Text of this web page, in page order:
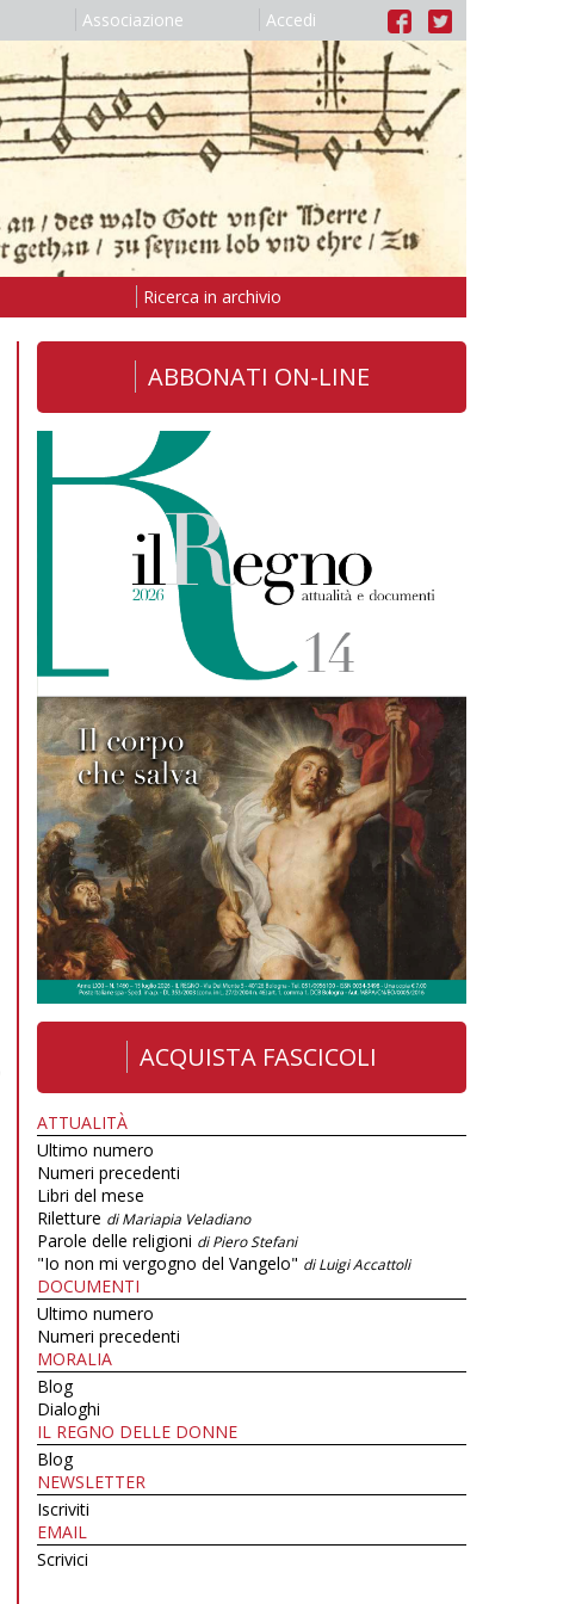
Associazione Accedi
Ricerca in archivio
ABBONATI ON-LINE
ACQUISTA FASCICOLI
ATTUALITÀ
Ultimo numero
Numeri precedenti
Libri del mese
Riletture di Mariapia Veladiano
Parole delle religioni di Piero Stefani
"Io non mi vergogno del Vangelo" di Luigi Accattoli
DOCUMENTI
Ultimo numero
Numeri precedenti
MORALIA
Blog
Dialoghi
IL REGNO DELLE DONNE
Blog
NEWSLETTER
Iscriviti
EMAIL
Scrivici